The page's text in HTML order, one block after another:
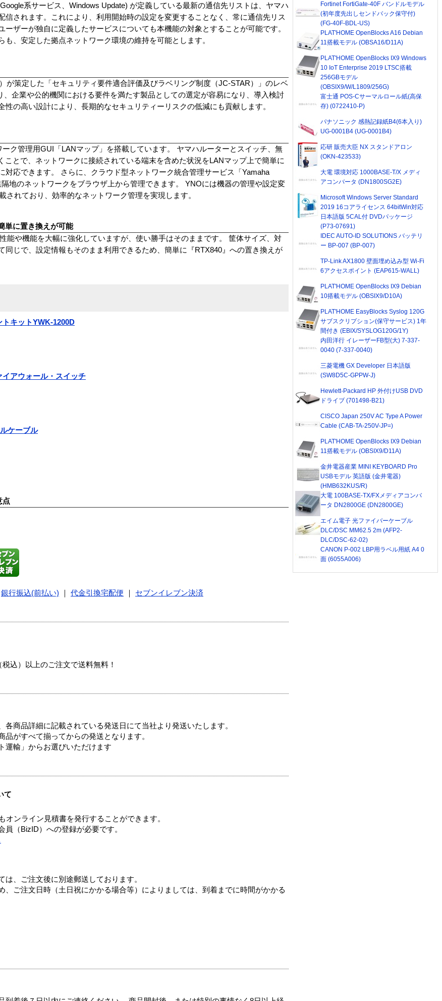
系サービス、Windows Update) が定義している最新の通信先リストは、ヤマハ
信されます。これにより、利用開始時の設定を変更することなく、常に通信先リス
ーザーが独自に定義したサービスについても本機能の対象とすることが可能です。
、安定した拠点ネットワーク環境の維持を可能とします。
が策定した「セキュリティ要件適合評価及びラベリング制度（JC-STAR）」のレベ
、企業や公的機関における要件を満たす製品としての選定が容易になり、導入検討
の高い設計により、長期的なセキュリティーリスクの低減にも貢献します。
ーク管理用GUI「LANマップ」を搭載しています。 ヤマハルーターとスイッチ、無
ことで、ネットワークに接続されている端末を含めた状況をLANマップ上で簡単に
対応できます。 さらに、クラウド型ネットワーク統合管理サービス「Yamaha
地のネットワークをブラウザ上から管理できます。 YNOには機器の管理や設定変
されており、効率的なネットワーク管理を実現します。
単に置き換えが可能
能や機能を大幅に強化していますが、使い勝手はそのままです。 筐体サイズ、対
同じで、設定情報もそのまま利用できるため、簡単に『RTX840』への置き換えが
キットYWK-1200D
アウォール・スイッチ
ケーブル
点
銀行振込(前払い) ｜ 代金引換宅配便 ｜ セブンイレブン決済
込）以上のご注文で送料無料！
商品詳細に記載されている発送日にて当社より発送いたします。
がすべて揃ってからの発送となります。
運輸」からお選びいただけます
て
ンライン見積書を発行することができます。
（BizID）への登録が必要です。
、ご注文後に別途郵送しております。
、ご注文日時（土日祝にかかる場合等）によりましては、到着までに時間がかかる
Fortinet FortiGate-40F バンドルモデル
(初年度先出しセンドバック保守付)
(FG-40F-BDL-US)
PLAT'HOME OpenBlocks A16 Debian
11搭載モデル (OBSA16/D11A)
PLAT'HOME OpenBlocks IX9 Windows
10 IoT Enterprise 2019 LTSC搭載
256GBモデル
(OBSIX9/W/L1809/256G)
富士通 POS-Cサーマルロール紙(高保
存) (0722410-P)
パナソニック 感熱記録紙B4(6本入り)
UG-0001B4 (UG-0001B4)
応研 販売大臣 NX スタンドアロン
(OKN-423533)
大電 環境対応 1000BASE-T/X メディ
アコンバータ (DN1800SG2E)
Microsoft Windows Server Standard
2019 16コアライセンス 64bitWin対応
日本語版 5CAL付 DVDパッケージ
(P73-07691)
IDEC AUTO-ID SOLUTIONS バッテリ
ー BP-007 (BP-007)
TP-Link AX1800 壁面埋め込み型 Wi-Fi
6アクセスポイント (EAP615-WALL)
PLAT'HOME OpenBlocks IX9 Debian
10搭載モデル (OBSIX9/D10A)
PLAT'HOME EasyBlocks Syslog 120G
サブスクリプション(保守サービス) 1年
間付き (EBIX/SYSLOG120G/1Y)
内田洋行 イレーザーFB型(大) 7-337-
0040 (7-337-0040)
三菱電機 GX Developer 日本語版
(SW8D5C-GPPW-J)
Hewlett-Packard HP 外付けUSB DVD
ドライブ (701498-B21)
CISCO Japan 250V AC Type A Power
Cable (CAB-TA-250V-JP=)
PLAT'HOME OpenBlocks IX9 Debian
11搭載モデル (OBSIX9/D11A)
金井電器産業 MINI KEYBOARD Pro
USBモデル 英語版 (金井電器)
(HMB632KUS/R)
大電 100BASE-TX/FXメディアコンバ
ータ DN2800GE (DN2800GE)
エイム電子 光ファイバーケーブル
DLC/DSC MM62.5 2m (AFP2-
DLC/DSC-62-02)
CANON P-002 LBP用ラベル用紙 A4 0
面 (6055A006)